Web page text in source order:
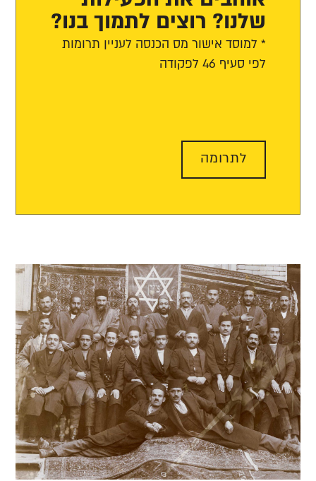
שלנו? רוצים לתמוך בנו?
* למוסד אישור מס הכנסה לעניין תרומות
לפי סעיף 46 לפקודה
לתרומה